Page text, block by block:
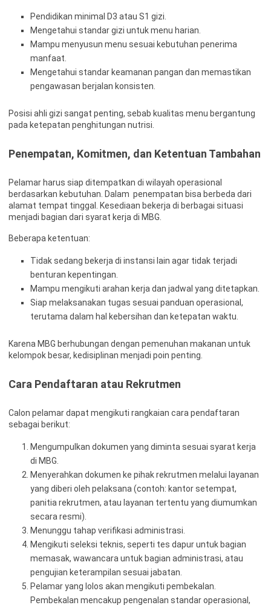
Pendidikan minimal D3 atau S1 gizi.
Mengetahui standar gizi untuk menu harian.
Mampu menyusun menu sesuai kebutuhan penerima
manfaat.
Mengetahui standar keamanan pangan dan memastikan
pengawasan berjalan konsisten.
Posisi ahli gizi sangat penting, sebab kualitas menu bergantung
pada ketepatan penghitungan nutrisi.
Penempatan, Komitmen, dan Ketentuan Tambahan
Pelamar harus siap ditempatkan di wilayah operasional
berdasarkan kebutuhan. Dalam penempatan bisa berbeda dari
alamat tempat tinggal. Kesediaan bekerja di berbagai situasi
menjadi bagian dari syarat kerja di MBG.
Beberapa ketentuan:
Tidak sedang bekerja di instansi lain agar tidak terjadi
benturan kepentingan.
Mampu mengikuti arahan kerja dan jadwal yang ditetapkan.
Siap melaksanakan tugas sesuai panduan operasional,
terutama dalam hal kebersihan dan ketepatan waktu.
Karena MBG berhubungan dengan pemenuhan makanan untuk
kelompok besar, kedisiplinan menjadi poin penting.
Cara Pendaftaran atau Rekrutmen
Calon pelamar dapat mengikuti rangkaian cara pendaftaran
sebagai berikut:
Mengumpulkan dokumen yang diminta sesuai syarat kerja
di MBG.
Menyerahkan dokumen ke pihak rekrutmen melalui layanan
yang diberi oleh pelaksana (contoh: kantor setempat,
panitia rekrutmen, atau layanan tertentu yang diumumkan
secara resmi).
Menunggu tahap verifikasi administrasi.
Mengikuti seleksi teknis, seperti tes dapur untuk bagian
memasak, wawancara untuk bagian administrasi, atau
pengujian keterampilan sesuai jabatan.
Pelamar yang lolos akan mengikuti pembekalan.
Pembekalan mencakup pengenalan standar operasional,